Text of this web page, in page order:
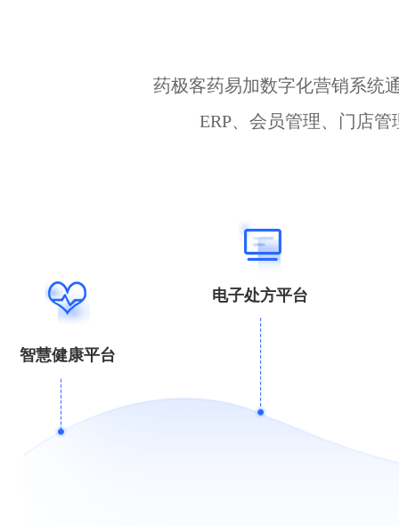
药极客药易加数字化营销系统
ERP、会员管理、门店
智慧健康平台
电子处方平台